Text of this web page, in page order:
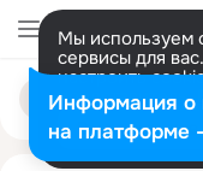
Мы используем
сервисы для
настроить
представитель.
Разрешить все
Поиск
людям
andrey kirilov
Информация о
на платформе